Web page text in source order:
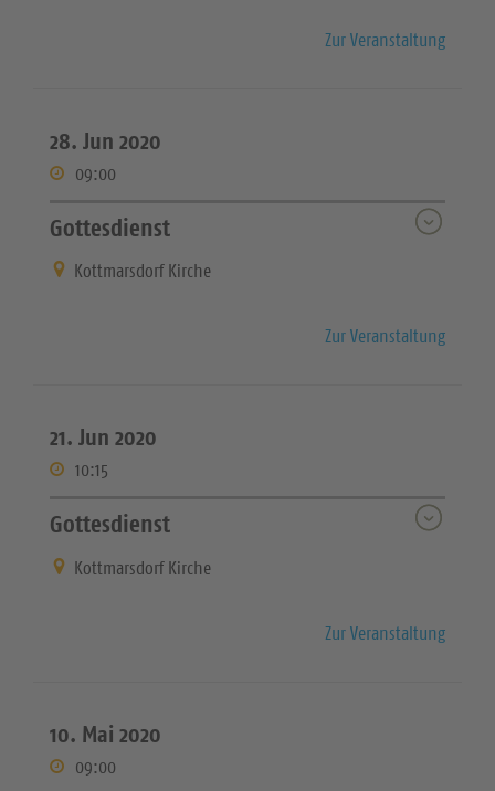
Zur Veranstaltung
28. Jun 2020
09:00
Gottesdienst
Kottmarsdorf Kirche
Zur Veranstaltung
21. Jun 2020
10:15
Gottesdienst
Kottmarsdorf Kirche
Zur Veranstaltung
10. Mai 2020
09:00